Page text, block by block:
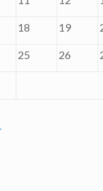
18 19
25 26